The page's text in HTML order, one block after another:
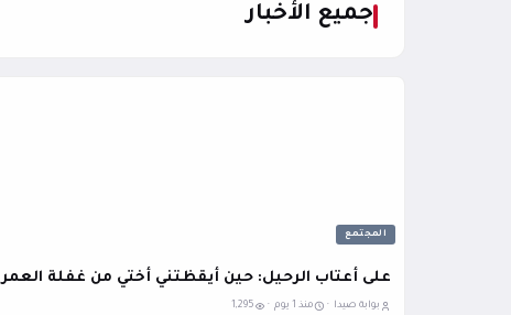
جميع الأخبار
المجتمع
على أعتاب الرحيل: حين أيقظتني أختي من غفلة العمر
بوابة صيدا · منذ 1 يوم · 1,295